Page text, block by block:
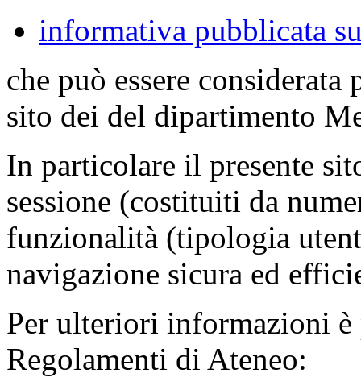
informativa pubblicata
che può essere
sito dei del dipartimento
In particolare il presente
sessione (costituiti da
funzionalità (tipologia
navigazione sicura ed
Per ulteriori informazioni è
Regolamenti di Ateneo: